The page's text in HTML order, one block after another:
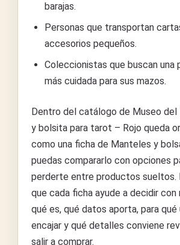
barajas.
Personas que transportan
accesorios pequeños.
Coleccionistas que buscan una
más cuidada para sus mazos.
Dentro del catálogo de Museo
y bolsita para tarot – Rojo queda
como una ficha de Manteles y
puedas compararlo con opciones
perderte entre productos sueltos.
que cada ficha ayude a decidir con
qué es, qué datos aporta, para qué
encajar y qué detalles conviene
salir a comprar.